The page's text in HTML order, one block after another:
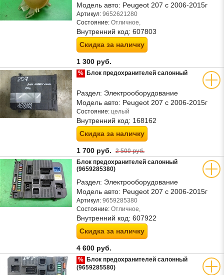
Модель авто: Peugeot 207 с 2006-2015г
Артикул: 9652621280
Состояние: Отличное,
Внутренний код: 607803
Скидка за наличку
1 300 руб.
% Блок предохранителей салонный
Раздел: Электрооборудование
Модель авто: Peugeot 207 с 2006-2015г
Состояние: целый
Внутренний код: 168162
Скидка за наличку
1 700 руб. 2 500 руб.
Блок предохранителей салонный
(9659285380)
Раздел: Электрооборудование
Модель авто: Peugeot 207 с 2006-2015г
Артикул: 9659285380
Состояние: Отличное,
Внутренний код: 607922
Скидка за наличку
4 600 руб.
% Блок предохранителей салонный
(9659285580)